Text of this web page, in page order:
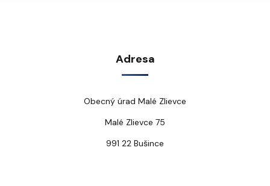
Adresa
Obecný úrad Malé Zlievce
Malé Zlievce 75
991 22 Bušince